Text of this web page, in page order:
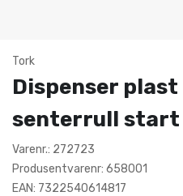
Tork
Dispenser
senterrull start
Varenr.: 272723
Produsentvarenr: 658001
EAN: 7322540614817